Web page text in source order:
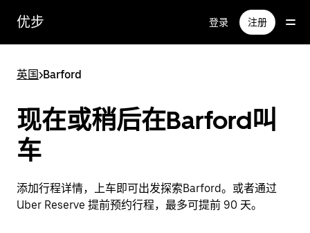
优步 登录 注册
英国>Barford
现在或稍后在Barford叫
车
添加行程详情，上车即可出发探索Barford。或者通过
Uber Reserve 提前预约行程，最多可提前 90 天。